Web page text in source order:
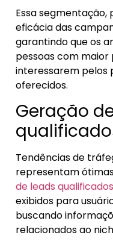
Essa segmentação,
eficácia das
garantindo que os
pessoas com
interessarem pelos
oferecidos.
Geração
Tendências de
representam
de leads qualificados
exibidos para
buscando
relacionados ao